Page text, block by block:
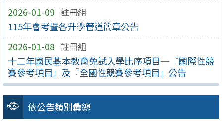
2026-01-09 註冊組
115年會考暨各升學管道簡章公告
2026-01-08 註冊組
十二年國民基本教育免試入學比序項目─『國際性競
賽參考項目』及『全國性競賽參考項目』公告
依公告類別彙總